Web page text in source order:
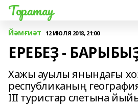
Торатау
Йәмғиәт 12 ИЮЛЯ 2018, 21:00
ЕРЕБЕҘ -
Хажы ауылы янындағы
республиканың
III туристар слетына